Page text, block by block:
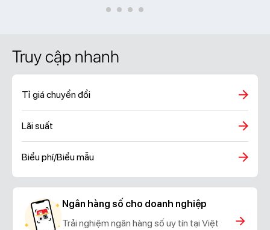
Truy cập nhanh
Tỉ giá chuyển đổi
Lãi suất
Biểu phí/Biểu mẫu
Ngân hàng số cho doanh nghiệp
Trải nghiệm ngân hàng số uy tín tại Việt